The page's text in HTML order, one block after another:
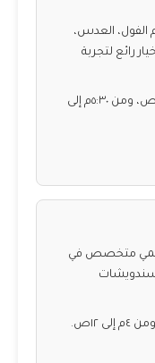
العدس،
رائع لتجربة
من ٥:٣٠ص إلى ١١:٣٠ص، ومن ٥:٣٠م إلى
متخصص في